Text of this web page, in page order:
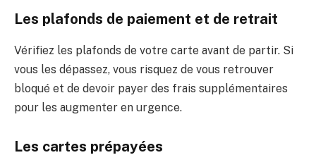
Les plafonds de paiement et de retrait
Vérifiez les plafonds de votre carte avant de partir. Si
vous les dépassez, vous risquez de vous retrouver
bloqué et de devoir payer des frais supplémentaires
pour les augmenter en urgence.
Les cartes prépayées